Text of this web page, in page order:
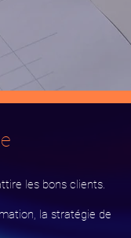
les bons clients.
la stratégie de